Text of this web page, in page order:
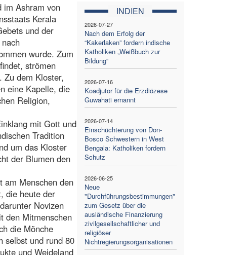
INDIEN
2026-07-27
Nach dem Erfolg der
“Kakerlaken” fordern indische
Katholiken „Weißbuch zur
Bildung“
2026-07-16
Koadjutor für die Erzdiözese
Guwahati ernannt
2026-07-14
Einschüchterung von Don-
Bosco Schwestern in West
Bengala: Katholiken fordern
Schutz
2026-06-25
Neue
"Durchführungsbestimmungen"
zum Gesetz über die
ausländische Finanzierung
zivilgesellschaftlicher und
religiöser
Nichtregierungsorganisationen
im Ashram von
Kerala
und der
wurde. Zum
strömen
Zu dem Kloster,
eine Kapelle, die
Religion,
mit Gott und
Tradition
um das Kloster
der Blumen den
am Menschen den
die heute der
Novizen
den Mitmenschen
die Mönche
selbst und rund 80
und Weideland